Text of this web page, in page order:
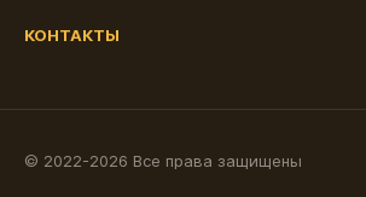
КОНТАКТЫ
© 2022-2026 Все права защищены